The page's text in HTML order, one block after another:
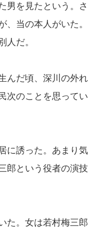
男を見たという。さ
、当の本人がいた。
人だ。
んだ頃、深川の外れ
次のことを思ってい
に誘った。あまり気
郎という役者の演技
た。女は若村梅三郎